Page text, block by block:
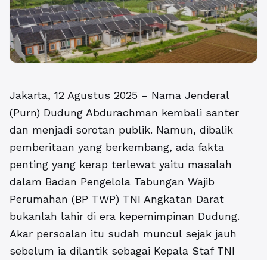
Jakarta, 12 Agustus 2025 – Nama Jenderal
(Purn) Dudung Abdurachman kembali santer
dan menjadi sorotan publik. Namun, dibalik
pemberitaan yang berkembang, ada fakta
penting yang kerap terlewat yaitu masalah
dalam Badan Pengelola Tabungan Wajib
Perumahan (BP TWP) TNI Angkatan Darat
bukanlah lahir di era kepemimpinan Dudung.
Akar persoalan itu sudah muncul sejak jauh
sebelum ia dilantik sebagai Kepala Staf TNI